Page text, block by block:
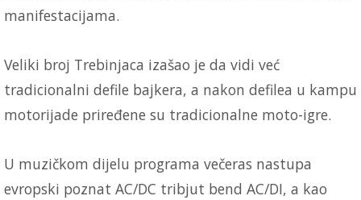
manifestacijama.
Veliki broj Trebinjaca izašao je da vidi već
tradicionalni defile bajkera, a nakon defilea u kampu
motorijade priređene su tradicionalne moto-igre.
U muzičkom dijelu programa večeras nastupa
evropski poznat AC/DC tribjut bend AC/DI, a kao